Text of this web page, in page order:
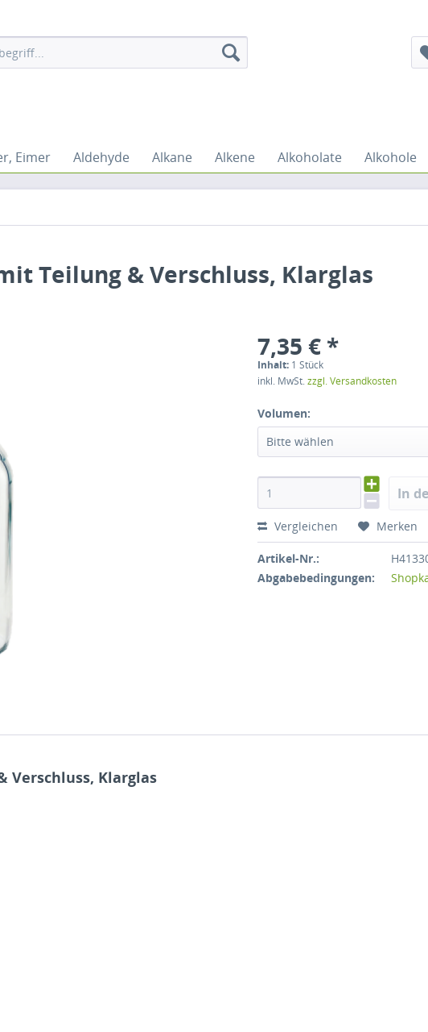
Eimer Aldehyde Alkane Alkene Alkoholate Alkohole
Teilung & Verschluss, Klarglas
7,35 € *
Inhalt: 1 Stück
inkl. MwSt.zzgl. Versandkosten
Volumen:
Bitte wählen
In
Vergleichen Merken
Artikel-Nr.:
Abgabebedingungen:
Verschluss, Klarglas